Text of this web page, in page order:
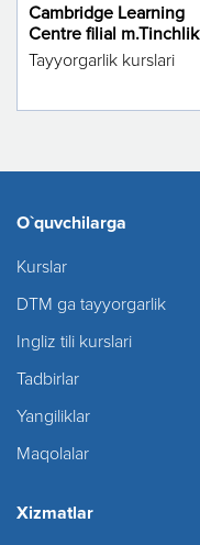
Cambridge Learning
Centre filial m.Tinchlik
Tayyorgarlik kurslari
O`quvchilarga
Kurslar
DTM ga tayyorgarlik
Ingliz tili kurslari
Tadbirlar
Yangiliklar
Maqolalar
Xizmatlar